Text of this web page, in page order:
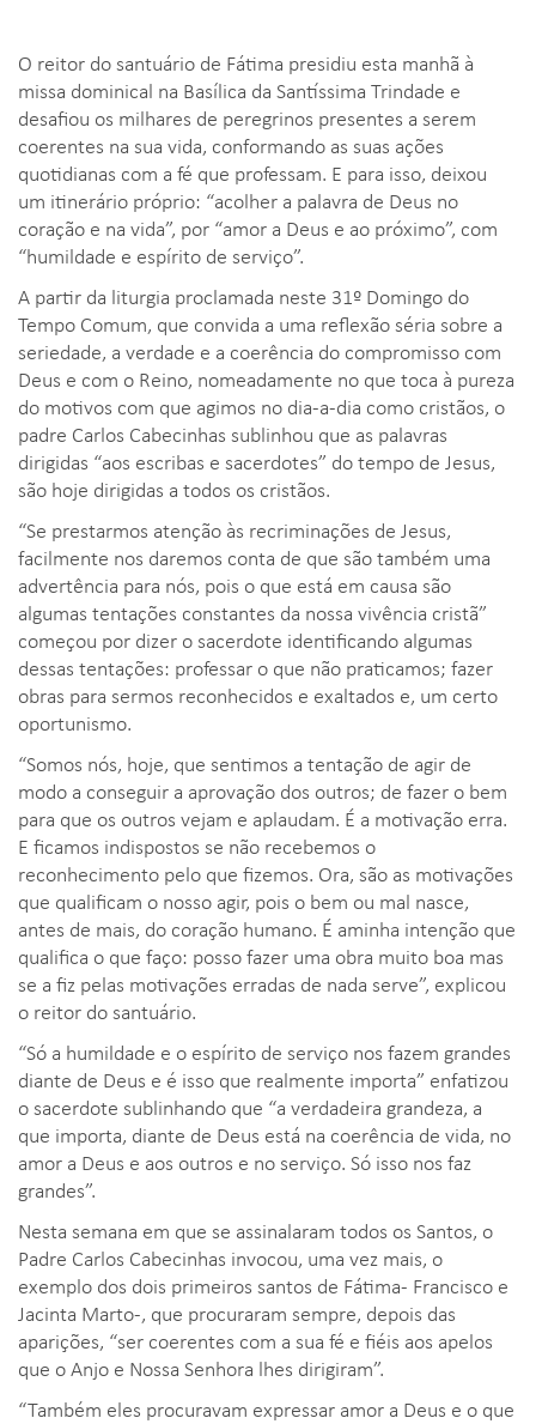
O reitor do santuário de Fátima presidiu esta manhã à
missa dominical na Basílica da Santíssima Trindade e
desafiou os milhares de peregrinos presentes a serem
coerentes na sua vida, conformando as suas ações
quotidianas com a fé que professam. E para isso, deixou
um itinerário próprio: “acolher a palavra de Deus no
coração e na vida”, por “amor a Deus e ao próximo”, com
“humildade e espírito de serviço”.
A partir da liturgia proclamada neste 31º Domingo do
Tempo Comum, que convida a uma reflexão séria sobre a
seriedade, a verdade e a coerência do compromisso com
Deus e com o Reino, nomeadamente no que toca à pureza
do motivos com que agimos no dia-a-dia como cristãos, o
padre Carlos Cabecinhas sublinhou que as palavras
dirigidas “aos escribas e sacerdotes” do tempo de Jesus,
são hoje dirigidas a todos os cristãos.
“Se prestarmos atenção às recriminações de Jesus,
facilmente nos daremos conta de que são também uma
advertência para nós, pois o que está em causa são
algumas tentações constantes da nossa vivência cristã”
começou por dizer o sacerdote identificando algumas
dessas tentações: professar o que não praticamos; fazer
obras para sermos reconhecidos e exaltados e, um certo
oportunismo.
“Somos nós, hoje, que sentimos a tentação de agir de
modo a conseguir a aprovação dos outros; de fazer o bem
para que os outros vejam e aplaudam. É a motivação erra.
E ficamos indispostos se não recebemos o
reconhecimento pelo que fizemos. Ora, são as motivações
que qualificam o nosso agir, pois o bem ou mal nasce,
antes de mais, do coração humano. É aminha intenção que
qualifica o que faço: posso fazer uma obra muito boa mas
se a fiz pelas motivações erradas de nada serve”, explicou
o reitor do santuário.
“Só a humildade e o espírito de serviço nos fazem grandes
diante de Deus e é isso que realmente importa” enfatizou
o sacerdote sublinhando que “a verdadeira grandeza, a
que importa, diante de Deus está na coerência de vida, no
amor a Deus e aos outros e no serviço. Só isso nos faz
grandes”.
Nesta semana em que se assinalaram todos os Santos, o
Padre Carlos Cabecinhas invocou, uma vez mais, o
exemplo dos dois primeiros santos de Fátima- Francisco e
Jacinta Marto-, que procuraram sempre, depois das
aparições, “ser coerentes com a sua fé e fiéis aos apelos
que o Anjo e Nossa Senhora lhes dirigiram”.
“Também eles procuravam expressar amor a Deus e o que